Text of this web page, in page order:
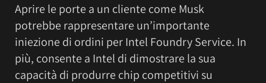
Aprire le porte a un cliente come Musk
potrebbe rappresentare un’importante
iniezione di ordini per Intel Foundry Service. In
più, consente a Intel di dimostrare la sua
capacità di produrre chip competitivi su